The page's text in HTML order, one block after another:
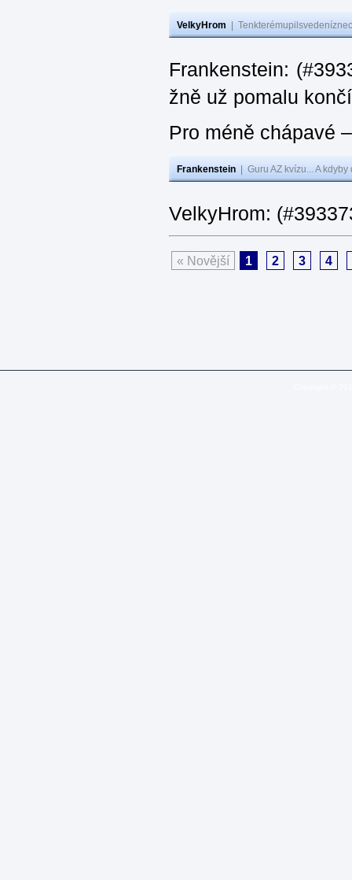
VelkyHrom
Frankenstein:
žně už pomalu
Pro méně chápavé
Frankenstein Guru AZ kvízu... A
VelkyHrom:
« Novější 1 2 3 4